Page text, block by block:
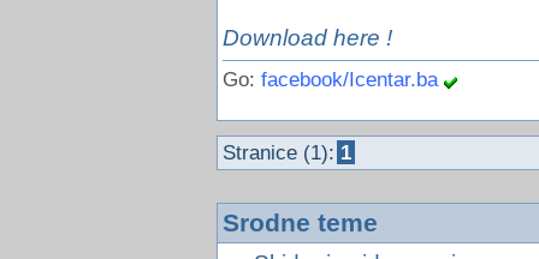
Download here !
Go: facebook/Icentar.ba
Stranice (1): 1
Srodne teme